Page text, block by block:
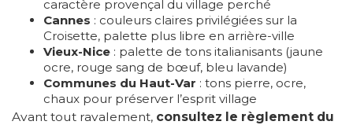
caractère provençal du village perché
Cannes : couleurs claires privilégiées sur la
Croisette, palette plus libre en arrière-ville
Vieux-Nice : palette de tons italianisants (jaune
ocre, rouge sang de bœuf, bleu lavande)
Communes du Haut-Var : tons pierre, ocre,
chaux pour préserver l’esprit village
Avant tout ravalement, consultez le règlement du